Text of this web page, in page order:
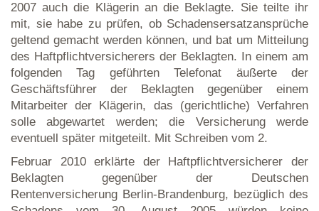
2007 auch die Klägerin an die Beklagte. Sie teilte ihr
mit, sie habe zu prüfen, ob Schadensersatzansprüche
geltend gemacht werden können, und bat um Mitteilung
des Haftpflichtversicherers der Beklagten. In einem am
folgenden Tag geführten Telefonat äußerte der
Geschäftsführer der Beklagten gegenüber einem
Mitarbeiter der Klägerin, das (gerichtliche) Verfahren
solle abgewartet werden; die Versicherung werde
eventuell später mitgeteilt. Mit Schreiben vom 2.
Februar 2010 erklärte der Haftpflichtversicherer der
Beklagten gegenüber der Deutschen
Rentenversicherung Berlin-Brandenburg, bezüglich des